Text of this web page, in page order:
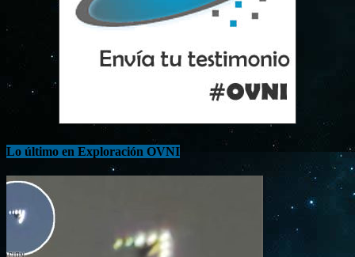
Lo último en Exploración OVNI